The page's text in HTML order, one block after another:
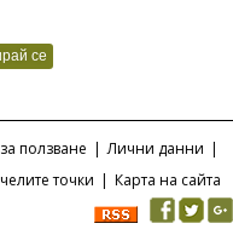
ползване | Лични данни |
точки | Карта на сайта